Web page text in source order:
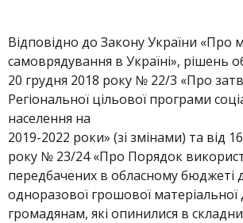
Відповідно до Закону України «Про
самоврядування в Україні», рішень
20 грудня 2018 року № 22/3 «Про
Регіональної цільової програми
населення на
2019-2022 роки» (зі змінами) та від
року № 23/24 «Про Порядок
передбачених в обласному бюджеті
одноразової грошової
громадянам, які опинилися в